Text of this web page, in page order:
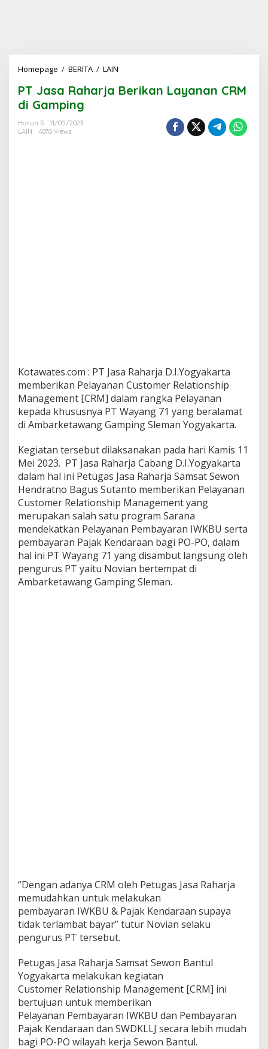
Homepage / BERITA / LAIN
Raharja
PT Jasa Raharja Berikan Layanan CRM
di Gamping
Harun S
11/05/2023
LAIN
4070 Views
Kotawates.com : PT Jasa Raharja D.I.Yogyakarta
memberikan Pelayanan Customer Relationship
Management [CRM] dalam rangka Pelayanan
kepada khususnya PT Wayang 71 yang beralamat
di Ambarketawang Gamping Sleman Yogyakarta.
Kegiatan tersebut dilaksanakan pada hari Kamis 11
Mei 2023. PT Jasa Raharja Cabang D.I.Yogyakarta
dalam hal ini Petugas Jasa Raharja Samsat Sewon
Hendratno Bagus Sutanto memberikan Pelayanan
Customer Relationship Management yang
merupakan salah satu program Sarana
mendekatkan Pelayanan Pembayaran IWKBU serta
pembayaran Pajak Kendaraan bagi PO-PO, dalam
hal ini PT Wayang 71 yang disambut langsung oleh
pengurus PT yaitu Novian bertempat di
Ambarketawang Gamping Sleman.
“Dengan adanya CRM oleh Petugas Jasa Raharja
memudahkan untuk melakukan
pembayaran IWKBU & Pajak Kendaraan supaya
tidak terlambat bayar” tutur Novian selaku
pengurus PT tersebut.
Petugas Jasa Raharja Samsat Sewon Bantul
Yogyakarta melakukan kegiatan
Customer Relationship Management [CRM] ini
bertujuan untuk memberikan
Pelayanan Pembayaran IWKBU dan Pembayaran
Pajak Kendaraan dan SWDKLLJ secara lebih mudah
bagi PO-PO wilayah kerja Sewon Bantul.